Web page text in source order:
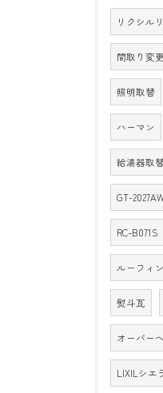
リクシル
間取り変更
照明取替
ハーマン
給湯器取
GT-
RC-B071S
ルーフィ
熨斗瓦
オーバー
LIXILシエ